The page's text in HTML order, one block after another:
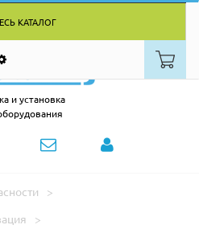
КАТАЛОГ
и установка